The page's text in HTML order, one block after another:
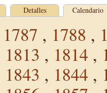
Detalles Calendario
1787 , 1788 ,
1813 , 1814 ,
1843 , 1844 ,